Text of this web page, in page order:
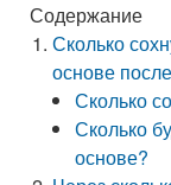
Содержание
Сколько
основе
Сколько
Сколько
основе?